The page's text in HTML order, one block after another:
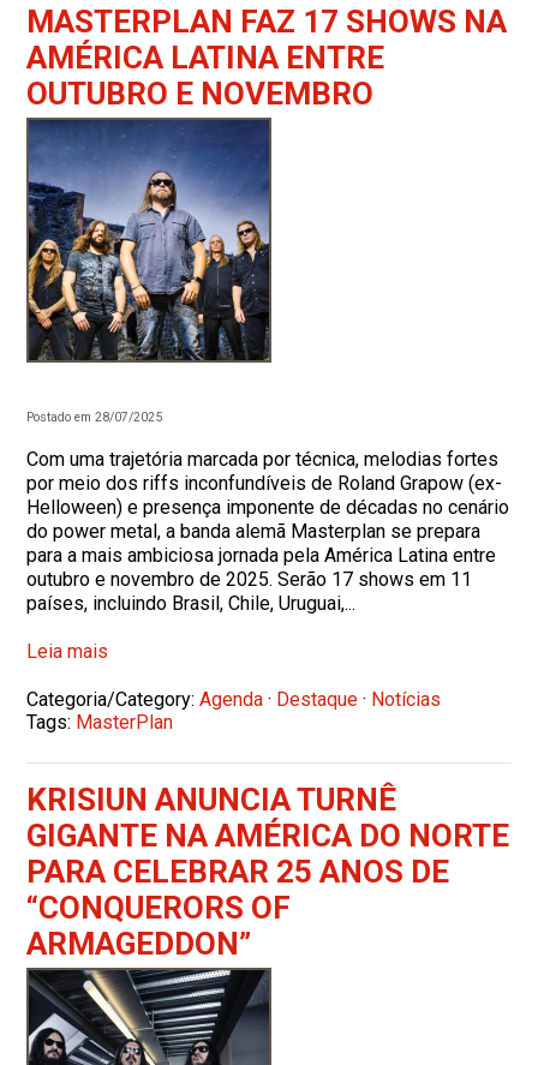
MASTERPLAN FAZ 17 SHOWS NA
AMÉRICA LATINA ENTRE
OUTUBRO E NOVEMBRO
Postado em 28/07/2025
Com uma trajetória marcada por técnica, melodias fortes
por meio dos riffs inconfundíveis de Roland Grapow (ex-
Helloween) e presença imponente de décadas no cenário
do power metal, a banda alemã Masterplan se prepara
para a mais ambiciosa jornada pela América Latina entre
outubro e novembro de 2025. Serão 17 shows em 11
países, incluindo Brasil, Chile, Uruguai,...
Leia mais
Categoria/Category:Agenda · Destaque · Notícias
Tags: MasterPlan
KRISIUN ANUNCIA TURNÊ
GIGANTE NA AMÉRICA DO NORTE
PARA CELEBRAR 25 ANOS DE
“CONQUERORS OF
ARMAGEDDON”